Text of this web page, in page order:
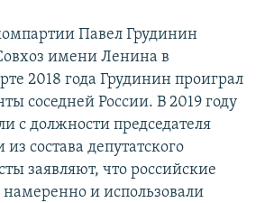
Павел Грудинин
имени Ленина в
2018 года Грудинин проиграл
соседней России. В 2019 году
с должности председателя
состава депутатского
заявляют, что российские
намеренно и использовали